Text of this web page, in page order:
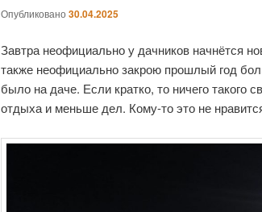
Опубликовано 30.04.2025
Завтра неофициально у дачников начнётся
также неофициально закрою прошлый год
было на даче. Если кратко, то ничего
отдыха и меньше дел. Кому-то это не